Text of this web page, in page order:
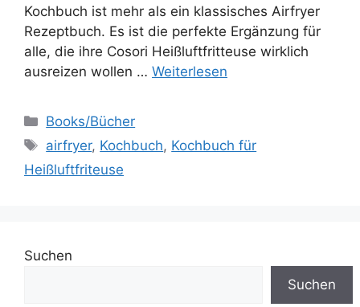
Kochbuch ist mehr als ein klassisches Airfryer
Rezeptbuch. Es ist die perfekte Ergänzung für
alle, die ihre Cosori Heißluftfritteuse wirklich
ausreizen wollen … Weiterlesen
Kategorien
Books/Bücher
Schlagwörter
airfryer, Kochbuch, Kochbuch für
Heißluftfriteuse
Suchen
Suchen